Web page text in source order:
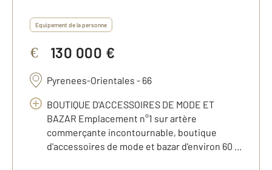
Equipement de la personne
€ 130 000 €
Pyrenees-Orientales - 66
BOUTIQUE D'ACCESSOIRES DE MODE ET
BAZAR Emplacement n°1 sur artère
commerçante incontournable, boutique
d'accessoires de mode et bazar d'environ 60 ...